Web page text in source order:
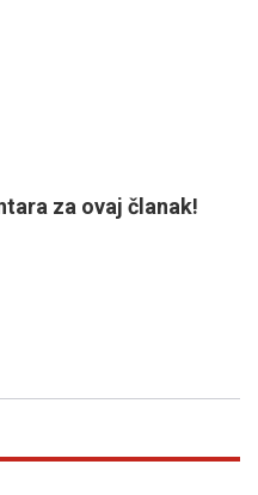
za ovaj članak!